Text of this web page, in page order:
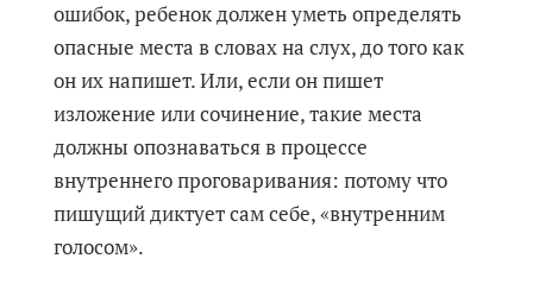
ошибок, ребенок должен уметь определять
опасные места в словах на слух, до того как
он их напишет. Или, если он пишет
изложение или сочинение, такие места
должны опознаваться в процессе
внутреннего проговаривания: потому что
пишущий диктует сам себе, «внутренним
голосом».